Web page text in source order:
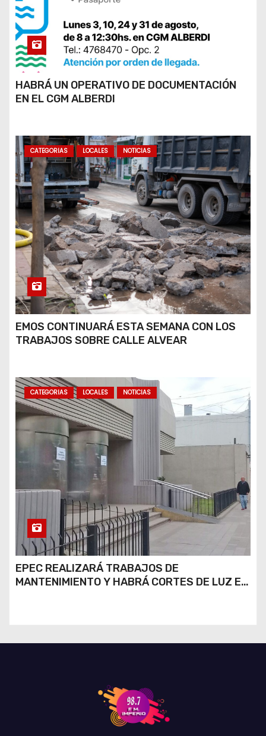
HABRÁ UN OPERATIVO DE DOCUMENTACIÓN
EN EL CGM ALBERDI
CATEGORIAS LOCALES NOTICIAS
EMOS CONTINUARÁ ESTA SEMANA CON LOS
TRABAJOS SOBRE CALLE ALVEAR
CATEGORIAS LOCALES NOTICIAS
EPEC REALIZARÁ TRABAJOS DE
MANTENIMIENTO Y HABRÁ CORTES DE LUZ EN